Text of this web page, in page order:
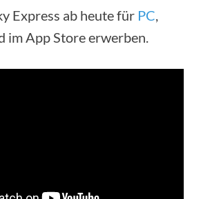
Express ab heute für PC,
im App Store erwerben.